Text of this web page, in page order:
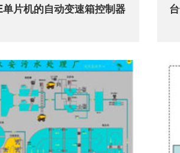
片机的自动变速箱控制器